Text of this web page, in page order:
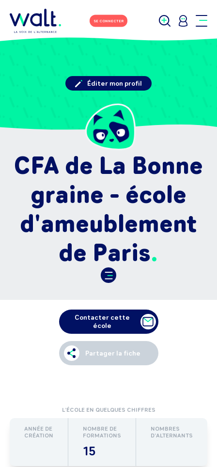
SE CONNECTER
CFA de La Bonne
graine - école
d'ameublement
de Paris
Éditer mon profil
Contacter cette
école
Partager la fiche
L’ÉCOLE EN QUELQUES CHIFFRES
ANNÉE DE
CRÉATION
NOMBRE DE
FORMATIONS
15
NOMBRES
D’ALTERNANTS